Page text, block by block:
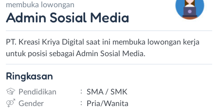
membuka lowongan
Admin Sosial Media
PT. Kreasi Kriya Digital saat ini membuka lowongan kerja
untuk posisi sebagai Admin Sosial Media.
Ringkasan
Pendidikan :
SMA / SMK
Gender
:
Pria/Wanita